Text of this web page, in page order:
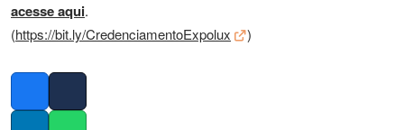
acesse aqui.
(https://bit.ly/CredenciamentoExpolux )
FacebookTwitter